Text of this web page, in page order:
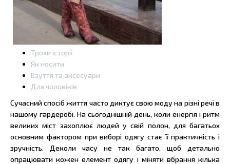
Трохи історії
Як носити
Взуття та аксесуари
Для чоловіків
Сучасний спосіб життя часто диктує свою моду на різні речі в
нашому гардеробі. На сьогоднішній день, коли енергія і ритм
великих міст захоплює людей у свій полон, для багатьох
основним фактором при виборі одягу стає її практичність і
зручність. Деколи часу не так багато, щоб детально
опрацювати кожен елемент одягу і міняти вбрання кілька